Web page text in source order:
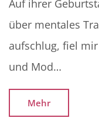
Auf ihrer
über mentales
aufschlug, fiel
und Mod…
Mehr